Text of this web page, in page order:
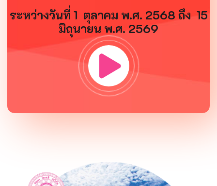
ระหว่างวันที่ 1 ตุลาคม พ.ศ. 2568 ถึง 15
มิถุนายน พ.ศ. 2569